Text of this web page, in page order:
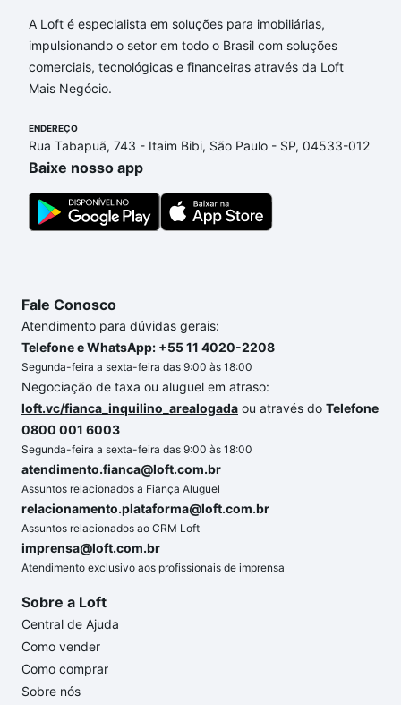
A Loft é especialista em soluções para imobiliárias,
impulsionando o setor em todo o Brasil com soluções
comerciais, tecnológicas e financeiras através da Loft
Mais Negócio.
ENDEREÇO
Rua Tabapuã, 743 - Itaim Bibi, São Paulo - SP, 04533-012
Baixe nosso app
Fale Conosco
Atendimento para dúvidas gerais:
Telefone e WhatsApp: +55 11 4020-2208
Segunda-feira a sexta-feira das 9:00 às 18:00
Negociação de taxa ou aluguel em atraso:
loft.vc/fianca_inquilino_arealogada ou através do Telefone
0800 001 6003
Segunda-feira a sexta-feira das 9:00 às 18:00
atendimento.fianca@loft.com.br
Assuntos relacionados a Fiança Aluguel
relacionamento.plataforma@loft.com.br
Assuntos relacionados ao CRM Loft
imprensa@loft.com.br
Atendimento exclusivo aos profissionais de imprensa
Sobre a Loft
Central de Ajuda
Como vender
Como comprar
Sobre nós